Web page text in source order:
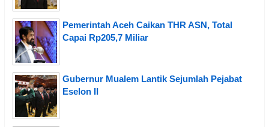
Pemerintah Aceh Caikan THR ASN, Total
Capai Rp205,7 Miliar
Gubernur Mualem Lantik Sejumlah Pejabat
Eselon II